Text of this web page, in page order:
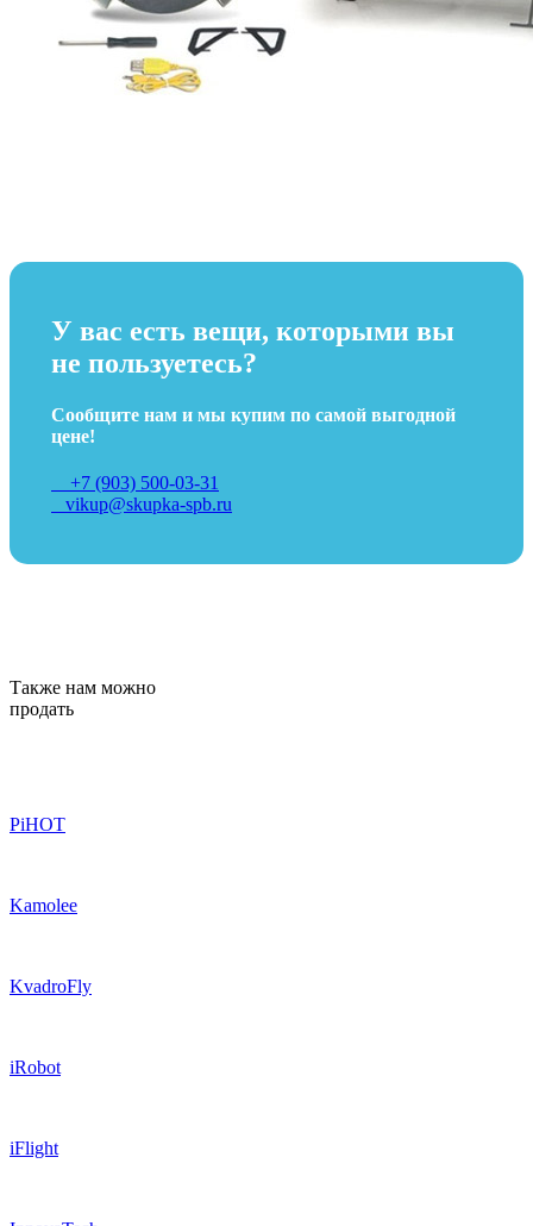
У вас есть вещи, которыми вы
не пользуетесь?
Сообщите нам и мы купим по самой выгодной
цене!
+7 (903) 500-03-31
vikup@skupka-spb.ru
Также нам можно
продать
PiHOT
Kamolee
KvadroFly
iRobot
iFlight